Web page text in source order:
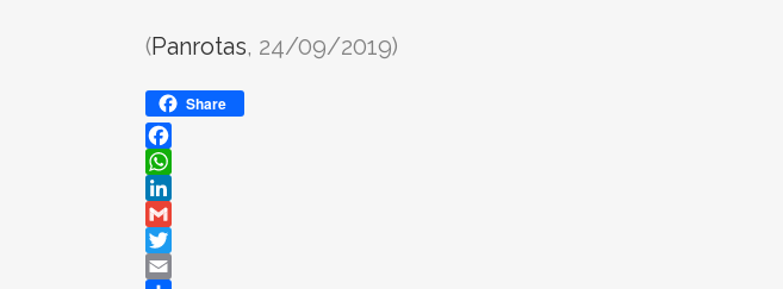
(Panrotas, 24/09/2019)
Share
Facebook
WhatsApp
LinkedIn
Gmail
Twitter